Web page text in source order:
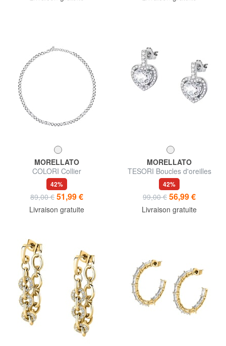
MORELLATO
COLORI Collier
42%
89,00 € 51,99 €
Livraison gratuite
MORELLATO
TESORI Boucles d'oreilles
42%
99,00 € 56,99 €
Livraison gratuite